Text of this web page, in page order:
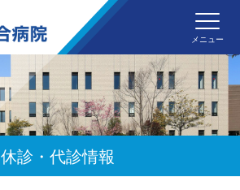
みた
メニュー
休診・代診情報